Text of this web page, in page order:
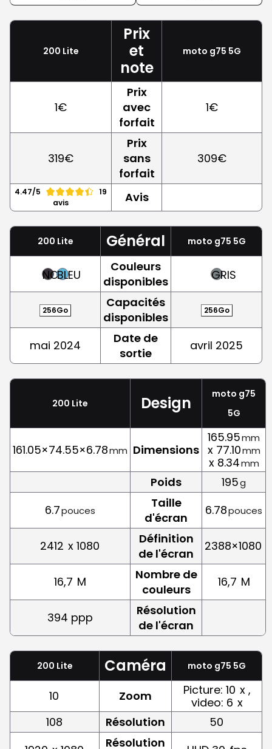
200 Lite
Prix
et
note
moto g75 5G
1€
Prix
avec
forfait
1€
319€
Prix
sans
forfait
309€
4.47/5
19
avis
Avis
200 Lite Général moto g75 5G
NOIRBLEU
Couleurs
disponibles
GRIS
256Go
Capacités
disponibles
256Go
mai 2024
Date de
sortie
avril 2025
200 Lite Design
moto g75
5G
161.05×74.55×6.78mm Dimensions
165.95mm
x 77.10mm
x 8.34mm
Poids 195g
6.7pouces
Taille
d'écran
6.78pouces
2412 x 1080
Définition
de l'écran
2388×1080
16,7 M
Nombre de
couleurs
16,7 M
394 ppp
Résolution
de l'écran
200 Lite Caméra moto g75 5G
10 Zoom Picture: 10 x ,
video: 6 x
108
Résolution
50
Résolution